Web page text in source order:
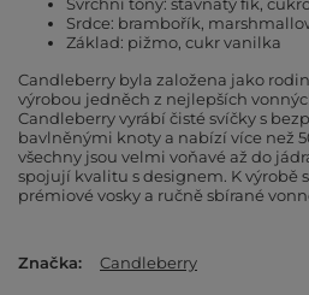
Srdce: brambořík,
Základ: pižmo, cukr vanilka
Candleberry byla založena jako
výrobou jedněch z nejlepších
Candleberry vyrábí čisté svíčky s
bavlněnými knoty a nabízí více než
všechny jsou velmi voňavé až do
spojují kvalitu s designem. K výrobě
prémiové vosky a ručně sbírané
Značka Candleberry